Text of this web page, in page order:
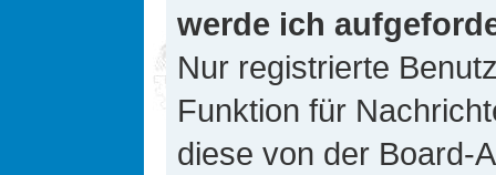
werde ich
Nur registrierte
Funktion für
diese von der Board-